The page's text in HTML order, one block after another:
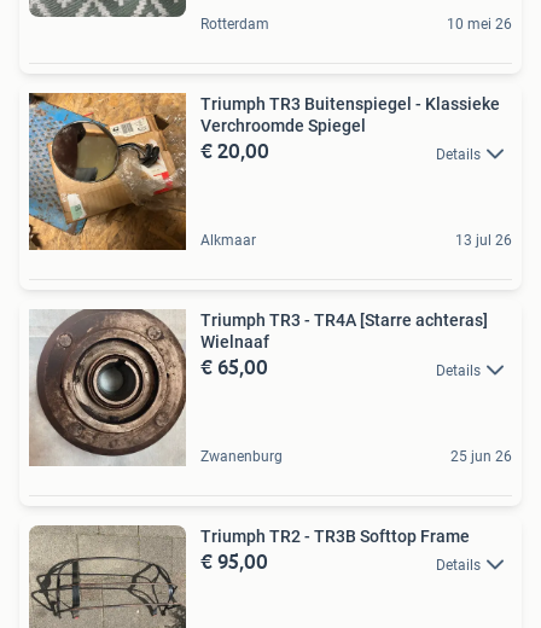
Rotterdam 10 mei 26
Triumph TR3 Buitenspiegel - Klassieke
Verchroomde Spiegel
€ 20,00 Details
Alkmaar 13 jul 26
Triumph TR3 - TR4A [Starre achteras]
Wielnaaf
€ 65,00 Details
Zwanenburg 25 jun 26
Triumph TR2 - TR3B Softtop Frame
€ 95,00 Details